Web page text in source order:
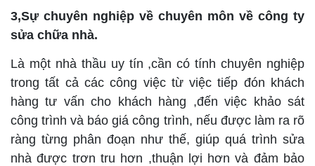
3,Sự chuyên nghiệp về chuyên môn về công ty
sửa chữa nhà.
Là một nhà thầu uy tín ,cần có tính chuyên nghiệp
trong tất cả các công việc từ việc tiếp đón khách
hàng tư vấn cho khách hàng ,đến việc khảo sát
công trình và báo giá công trình, nếu được làm ra rõ
ràng từng phân đoạn như thế, giúp quá trình sửa
nhà được trơn tru hơn ,thuận lợi hơn và đảm bảo